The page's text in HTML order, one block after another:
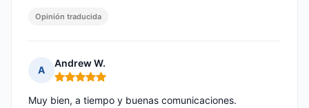
Opinión traducida
A
Andrew W.
Nota: 5 de 5
Muy bien, a tiempo y buenas comunicaciones.